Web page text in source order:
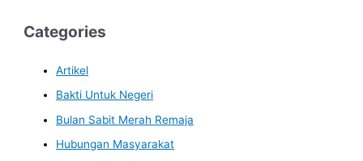
Categories
Artikel
Bakti Untuk Negeri
Bulan Sabit Merah Remaja
Hubungan Masyarakat